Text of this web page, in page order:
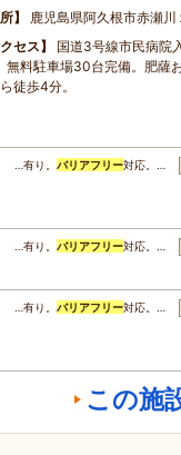
鹿児島県阿久根市赤瀬
セス
国道3号線市民病院
無料駐車場30台完備。肥薩
徒歩4分。
…有り。 バリアフリー対応。…
…有り。 バリアフリー対応。…
…有り。 バリアフリー対応。…
この施